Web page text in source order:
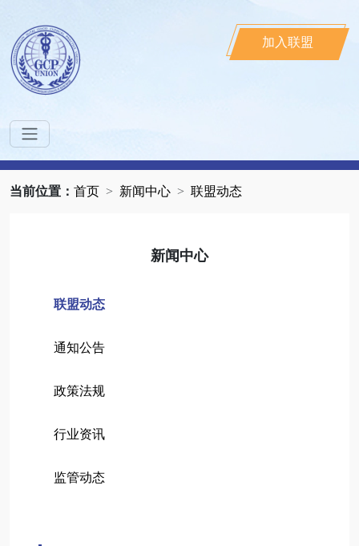
加入联盟
当前位置： 首页 新闻中心 联盟动态
新闻中心
联盟动态
通知公告
政策法规
行业资讯
监管动态